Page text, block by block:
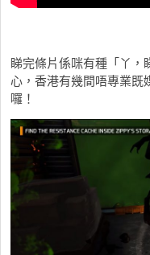
睇完條片係咪有種「丫，
心，香港有幾間唔專業既
囉！